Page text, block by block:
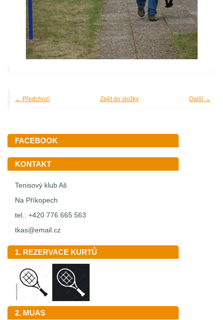
← Předchozí Další →
Zpět do složky
FACEBOOK
KONTAKT
Tenisový klub Aš
Na Příkopech
tel.: +420 776 665 563
tkas@email.cz
1. REZERVACE KURTŮ
2. MUAS